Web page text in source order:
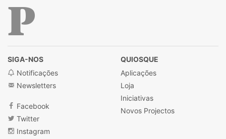
SIGA-NOS
Notificações
Newsletters
Facebook
Twitter
Instagram
QUIOSQUE
Aplicações
Loja
Iniciativas
Novos Projectos